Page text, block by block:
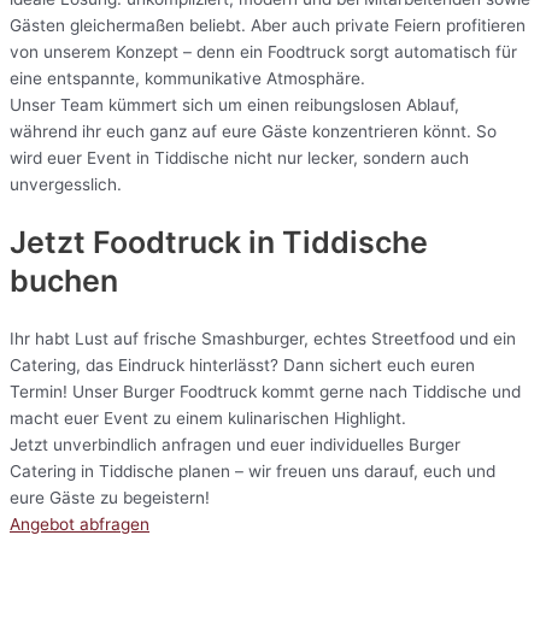
Gästen gleichermaßen beliebt. Aber auch private Feiern profitieren
von unserem Konzept – denn ein Foodtruck sorgt automatisch für
eine entspannte, kommunikative Atmosphäre.
Unser Team kümmert sich um einen reibungslosen Ablauf,
während ihr euch ganz auf eure Gäste konzentrieren könnt. So
wird euer Event in Tiddische nicht nur lecker, sondern auch
unvergesslich.
Jetzt Foodtruck in Tiddische
buchen
Ihr habt Lust auf frische Smashburger, echtes Streetfood und ein
Catering, das Eindruck hinterlässt? Dann sichert euch euren
Termin! Unser Burger Foodtruck kommt gerne nach Tiddische und
macht euer Event zu einem kulinarischen Highlight.
Jetzt unverbindlich anfragen und euer individuelles Burger
Catering in Tiddische planen – wir freuen uns darauf, euch und
eure Gäste zu begeistern!
Angebot abfragen